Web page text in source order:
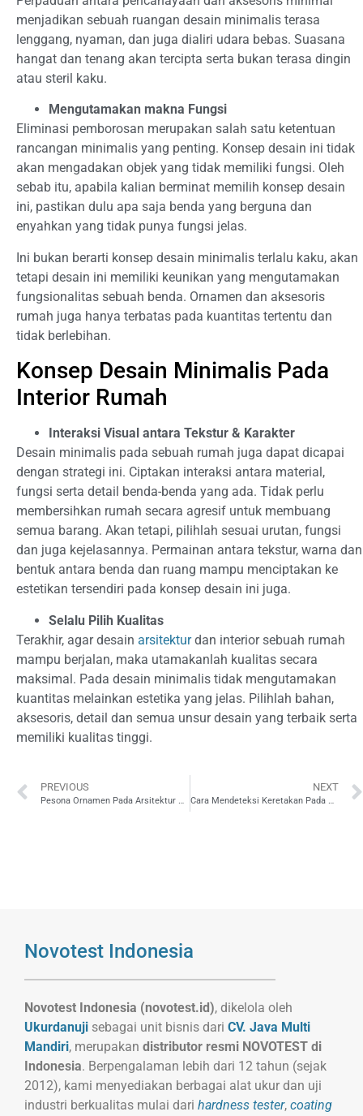
menjadikan sebuah ruangan desain minimalis terasa
lenggang, nyaman, dan juga dialiri udara bebas. Suasana
hangat dan tenang akan tercipta serta bukan terasa dingin
atau steril kaku.
Mengutamakan makna Fungsi
Eliminasi pemborosan merupakan salah satu ketentuan
rancangan minimalis yang penting. Konsep desain ini tidak
akan mengadakan objek yang tidak memiliki fungsi. Oleh
sebab itu, apabila kalian berminat memilih konsep desain
ini, pastikan dulu apa saja benda yang berguna dan
enyahkan yang tidak punya fungsi jelas.
Ini bukan berarti konsep desain minimalis terlalu kaku, akan
tetapi desain ini memiliki keunikan yang mengutamakan
fungsionalitas sebuah benda. Ornamen dan aksesoris
rumah juga hanya terbatas pada kuantitas tertentu dan
tidak berlebihan.
Konsep Desain Minimalis Pada
Interior Rumah
Interaksi Visual antara Tekstur & Karakter
Desain minimalis pada sebuah rumah juga dapat dicapai
dengan strategi ini. Ciptakan interaksi antara material,
fungsi serta detail benda-benda yang ada. Tidak perlu
membersihkan rumah secara agresif untuk membuang
semua barang. Akan tetapi, pilihlah sesuai urutan, fungsi
dan juga kejelasannya. Permainan antara tekstur, warna dan
bentuk antara benda dan ruang mampu menciptakan ke
estetikan tersendiri pada konsep desain ini juga.
Selalu Pilih Kualitas
Terakhir, agar desain arsitekturdan interior sebuah rumah
mampu berjalan, maka utamakanlah kualitas secara
maksimal. Pada desain minimalis tidak mengutamakan
kuantitas melainkan estetika yang jelas. Pilihlah bahan,
aksesoris, detail dan semua unsur desain yang terbaik serta
memiliki kualitas tinggi.
PREVIOUS
Pesona Ornamen Pada Arsitektur Bangunan
NEXT
Cara Mendeteksi Keretakan Pada Dinding Bangunan
Novotest Indonesia
Novotest Indonesia (novotest.id), dikelola oleh
Ukurdanuji sebagai unit bisnis dari CV. Java Multi
Mandiri, merupakan distributor resmi NOVOTEST di
Indonesia. Berpengalaman lebih dari 12 tahun (sejak
2012), kami menyediakan berbagai alat ukur dan uji
industri berkualitas mulai dari hardness tester, coating